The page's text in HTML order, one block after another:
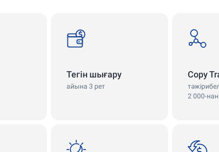
Тегін шығару
айына 3 рет
Copy
2 000-